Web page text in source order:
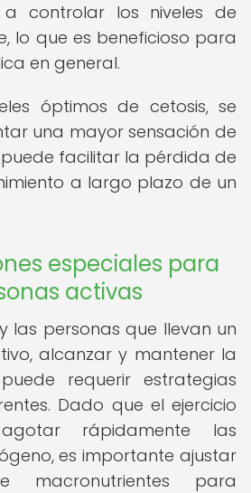
controlar los niveles de
lo que es beneficioso para
en general.
óptimos de cetosis, se
una mayor sensación de
facilitar la pérdida de
a largo plazo de un
especiales para
activas
las personas que llevan un
alcanzar y mantener la
requerir estrategias
Dado que el ejercicio
rápidamente las
es importante ajustar
para